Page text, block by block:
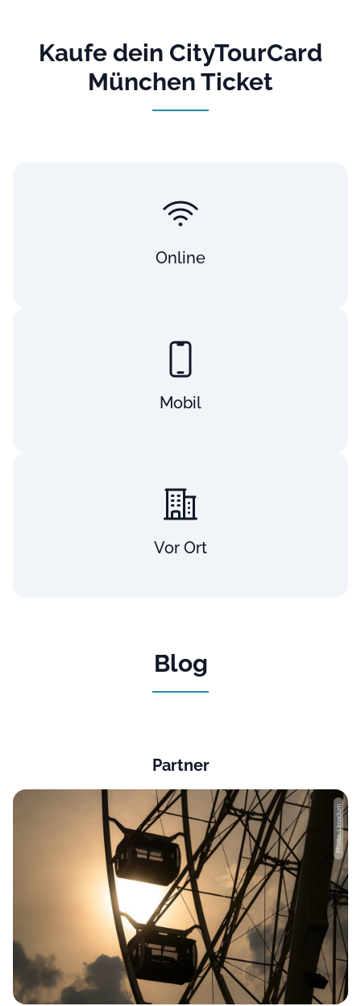
Kaufe dein CityTourCard
München Ticket
Online
Mobil
Vor Ort
Blog
Partner
Photo: Umadum